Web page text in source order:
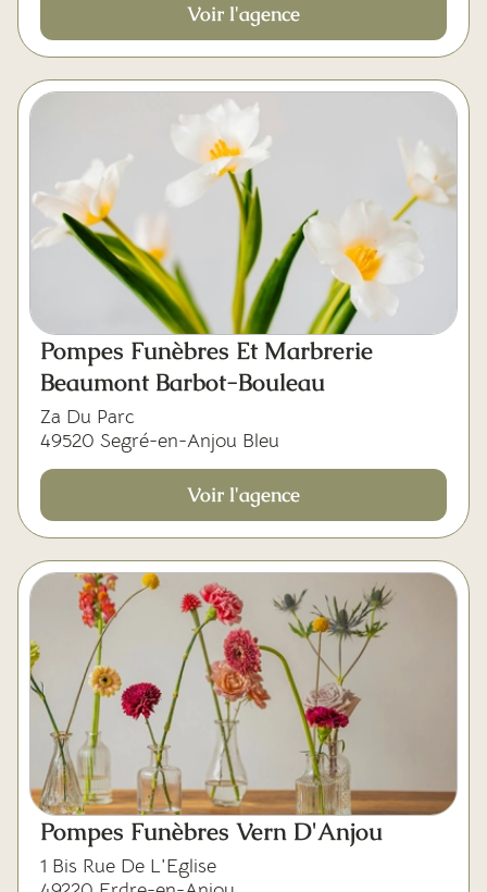
Voir l'agence
Pompes Funèbres Et Marbrerie
Beaumont Barbot-Bouleau
Za Du Parc
49520 Segré-en-Anjou Bleu
Voir l'agence
Pompes Funèbres Vern D'Anjou
1 Bis Rue De L'Eglise